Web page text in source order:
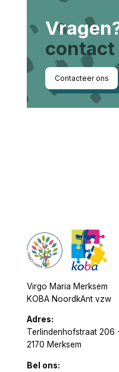
contact
Contacteer ons
Virgo Maria Merksem
KOBA NoordkAnt vzw
Adres:
Terlindenhofstraat 206
2170 Merksem
Bel ons: